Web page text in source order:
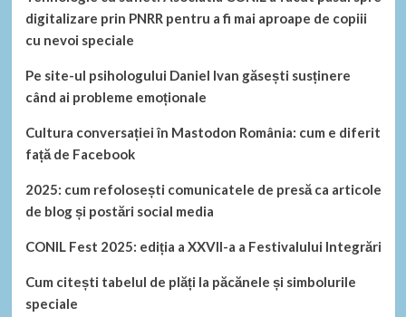
digitalizare prin PNRR pentru a fi mai aproape de copiii
cu nevoi speciale
Pe site-ul psihologului Daniel Ivan găsești susținere
când ai probleme emoționale
Cultura conversației în Mastodon România: cum e diferit
față de Facebook
2025: cum refolosești comunicatele de presă ca articole
de blog și postări social media
CONIL Fest 2025: ediția a XXVII-a a Festivalului Integrări
Cum citești tabelul de plăți la păcănele și simbolurile
speciale